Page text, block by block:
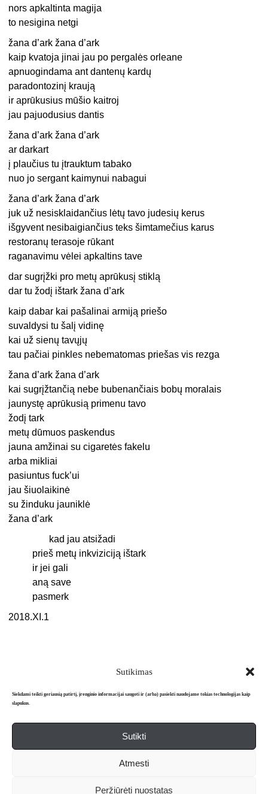
Sutikimas
Siekdami teikti geriausią patirtį, įrenginio informacijai saugoti ir (arba) pasiekti naudojame tokias technologijas kaip
slapukus.
Sutikti
Atmesti
Peržiūrėti nuostatas
nors apkaltinta magija
to nesigina netgi
žana d’ark žana d’ark
kaip kvatoja jinai jau po pergalės orleane
apnuogindama ant dantenų kardų
paradontozinį kraują
ir aprūkusius mūšio kaitroj
jau pajuodusius dantis
žana d’ark žana d’ark
ar darkart
į plaučius tu įtrauktum tabako
nuo jo sergant kaimynui nabagui
žana d’ark žana d’ark
juk už nesisklaidančius lėtų tavo judesių kerus
išgyvent nesibaigiančius teks šimtamečius karus
restoranų terasoje rūkant
raganavimu vėlei apkaltins tave
dar sugrįžki pro metų aprūkusį stiklą
dar tu žodį ištark žana d’ark
kaip dabar kai pašalinai armiją priešo
suvaldysi tu šalį vidinę
kai už sienų tavųjų
tau pačiai pinkles nebematomas priešas vis rezga
žana d’ark žana d’ark
kai sugrįžtančią nebe bubenančiais bobų moralais
jaunystę aprūkusią primenu tavo
žodį tark
metų dūmuos paskendus
jauna amžinai su cigaretės fakelu
arba mikliai
pasiuntus fuck’ui
jau šiuolaikinė
su žinduku jauniklė
žana d’ark
kad jau atsižadi
prieš metų inkviziciją ištark
ir jei gali
aną save
pasmerk
2018.XI.1
Apie mus Redakcija Prenumerata